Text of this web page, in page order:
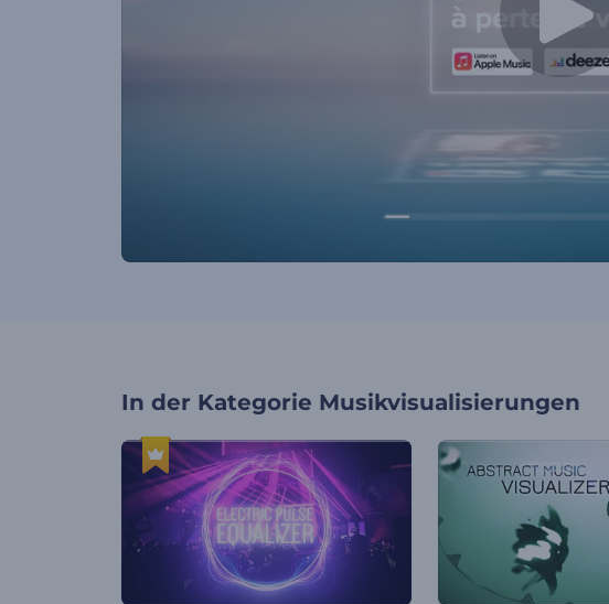
In der Kategorie Musikvisualisierungen